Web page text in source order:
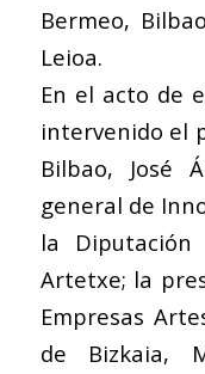
Bermeo,
Leioa.
En el acto de
intervenido el
Bilbao, José
general de
la Diputación
Artetxe; la
Empresas
de Bizkaia,